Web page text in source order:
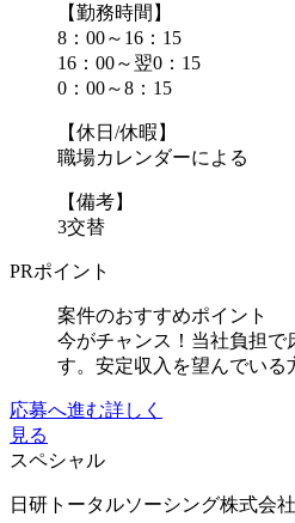
【勤務時間】
8：00～16：15
16：00～翌0：15
0：00～8：15
【休日/休暇】
職場カレンダーによる
【備考】
3交替
PRポイント
案件のおすすめポイント
今がチャンス！当社負担で
す。安定収入を望んでいる
応募へ進む詳しく
見る
スペシャル
日研トータルソーシング株式会社